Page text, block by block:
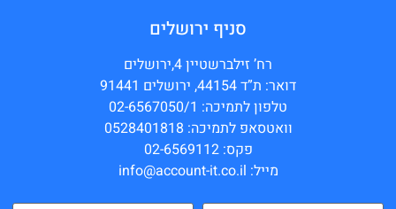
סניף ירושלים
רח’ זילברשטיין 4,ירושלים
דואר: ת”ד 44154, ירושלים 91441
טלפון לתמיכה: 02-6567050/1
וואטסאפ לתמיכה: 0528401818
פקס: 02-6569112
מייל: info@account-it.co.il